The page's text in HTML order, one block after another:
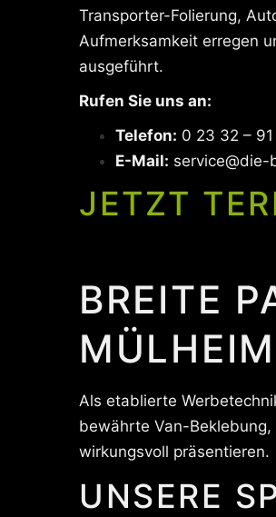
Transporter-Folierung,
Aufmerksamkeit erregen
ausgeführt.
Rufen Sie uns an:
Telefon: 0 23 32 –
E-Mail: service@die-
JETZT
BREITE
Als etablierte
bewährte Van-
wirkungsvoll präsentieren.
UNSERE